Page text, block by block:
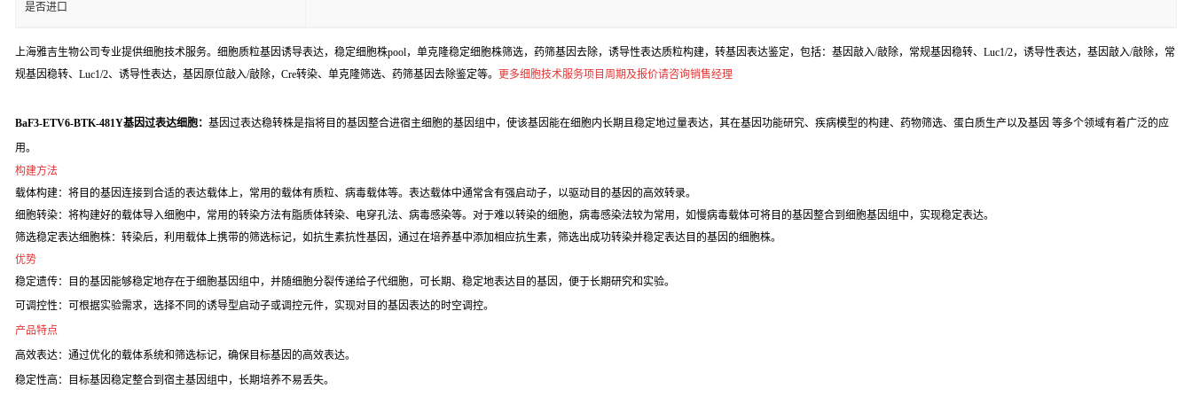
是否进口
上海雅吉生物公司专业提供细胞技术服务。细胞质粒基因诱导表达，稳定细胞株pool，单克隆稳定细胞株筛选，药筛基因去除，诱导性表达质粒构建，转基因表达鉴定，包括：基因敲入/敲除，常规基因稳转、Luc1/2，诱导性表达，基因敲入/敲除，常
规基因稳转、Luc1/2、诱导性表达，基因原位敲入/敲除，Cre转染、单克隆筛选、药筛基因去除鉴定等。 更多细胞技术服务项目周期及报价请咨询销售经理
BaF3-ETV6-BTK-481Y基因过表达细胞： 基因过表达稳转株是指将目的基因整合进宿主细胞的基因组中，使该基因能在细胞内长期且稳定地过量表达，其在基因功能研究、疾病模型的构建、药物筛选、蛋白质生产以及基因 等多个领域有着广泛的应
用。
构建方法
载体构建：将目的基因连接到合适的表达载体上，常用的载体有质粒、病毒载体等。表达载体中通常含有强启动子，以驱动目的基因的高效转录。
细胞转染：将构建好的载体导入细胞中，常用的转染方法有脂质体转染、电穿孔法、病毒感染等。对于难以转染的细胞，病毒感染法较为常用，如慢病毒载体可将目的基因整合到细胞基因组中，实现稳定表达。
筛选稳定表达细胞株：转染后，利用载体上携带的筛选标记，如抗生素抗性基因，通过在培养基中添加相应抗生素，筛选出成功转染并稳定表达目的基因的细胞株。
优势
稳定遗传：目的基因能够稳定地存在于细胞基因组中，并随细胞分裂传递给子代细胞，可长期、稳定地表达目的基因，便于长期研究和实验。
可调控性：可根据实验需求，选择不同的诱导型启动子或调控元件，实现对目的基因表达的时空调控。
产品特点
高效表达：通过优化的载体系统和筛选标记，确保目标基因的高效表达。
稳定性高：目标基因稳定整合到宿主基因组中，长期培养不易丢失。